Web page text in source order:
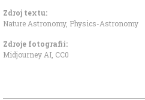
Zdroj textu:
Nature Astronomy, Physics-Astronomy
Zdroje fotografii:
Midjourney AI, CC0